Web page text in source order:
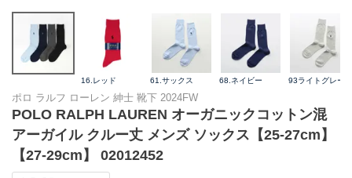
16.レッド 61.サックス 68.ネイビー 93ライトグレー
ポロ ラルフ ローレン 紳士 靴下 2024FW
POLO RALPH LAUREN オーガニックコットン混
アーガイル クルー丈 メンズ ソックス【25-27cm】
【27-29cm】 02012452